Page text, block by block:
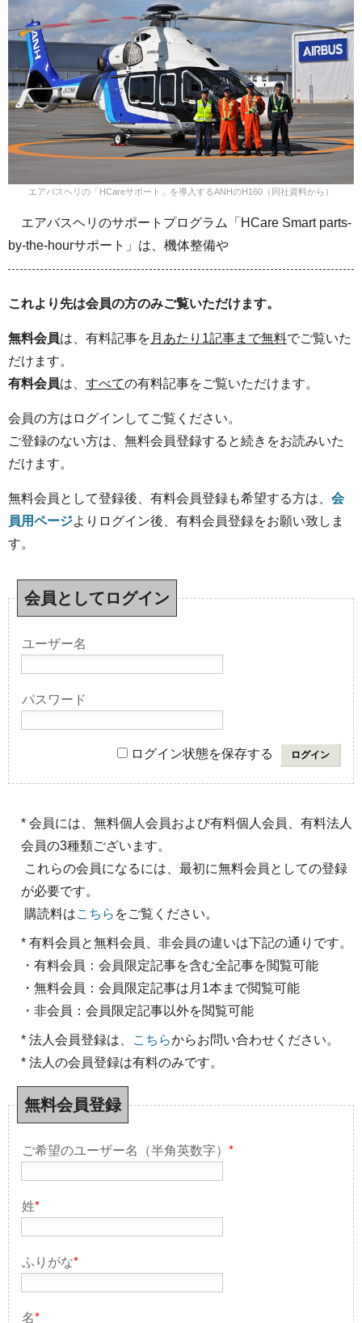
エアバスヘリの「HCareサポート」を導入するANHのH160（同社資料から）
エアバスヘリのサポートプログラム「HCare Smart parts-
by-the-hourサポート」は、機体整備や
これより先は会員の方のみご覧いただけます。
無料会員は、有料記事を 月あたり1記事まで無料でご覧いた
だけます。
有料会員は、 すべての有料記事をご覧いただけます。
会員の方はログインしてご覧ください。
ご登録のない方は、無料会員登録すると続きをお読みいた
だけます。
無料会員として登録後、有料会員登録も希望する方は、 会
員用ページよりログイン後、有料会員登録をお願い致しま
す。
会員としてログイン
ユーザー名
パスワード
ログイン状態を保存する
* 会員には、無料個人会員および有料個人会員、有料法人
会員の3種類ございます。
これらの会員になるには、最初に無料会員としての登録
が必要です。
購読料はこちら をご覧ください。
* 有料会員と無料会員、非会員の違いは下記の通りです。
・有料会員：会員限定記事を含む全記事を閲覧可能
・無料会員：会員限定記事は月1本まで閲覧可能
・非会員：会員限定記事以外を閲覧可能
* 法人会員登録は、 こちらからお問い合わせください。
* 法人の会員登録は有料のみです。
無料会員登録
ご希望のユーザー名（半角英数字） *
姓*
ふりがな*
名*